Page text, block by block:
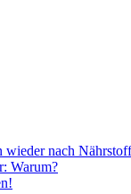
wieder nach
Warum?